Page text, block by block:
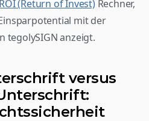
ROI (Return of Invest) Rechner,
mit der
tegolySIGN anzeigt.
versus